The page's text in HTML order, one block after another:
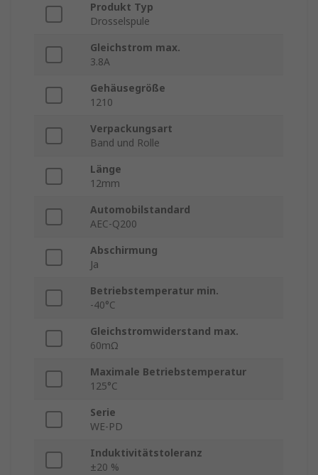
Produkt Typ
Drosselspule
Gleichstrom max.
3.8A
Gehäusegröße
1210
Verpackungsart
Band und Rolle
Länge
12mm
Automobilstandard
AEC-Q200
Abschirmung
Ja
Betriebstemperatur min.
-40°C
Gleichstromwiderstand max.
60mΩ
Maximale Betriebstemperatur
125°C
Serie
WE-PD
Induktivitätstoleranz
±20 %